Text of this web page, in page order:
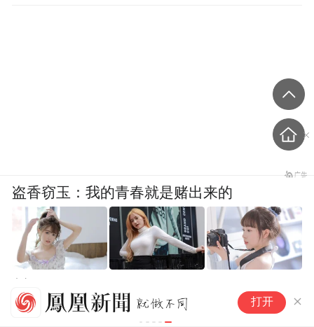
打开
盗香窃玉：我的青春就是赌出来的